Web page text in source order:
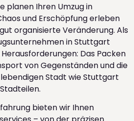
planen Ihren Umzug in
und Erschöpfung erleben
organisierte Veränderung. Als
in Stuttgart
Das Packen
von Gegenständen und die
Stadt wie Stuttgart
bieten wir Ihnen